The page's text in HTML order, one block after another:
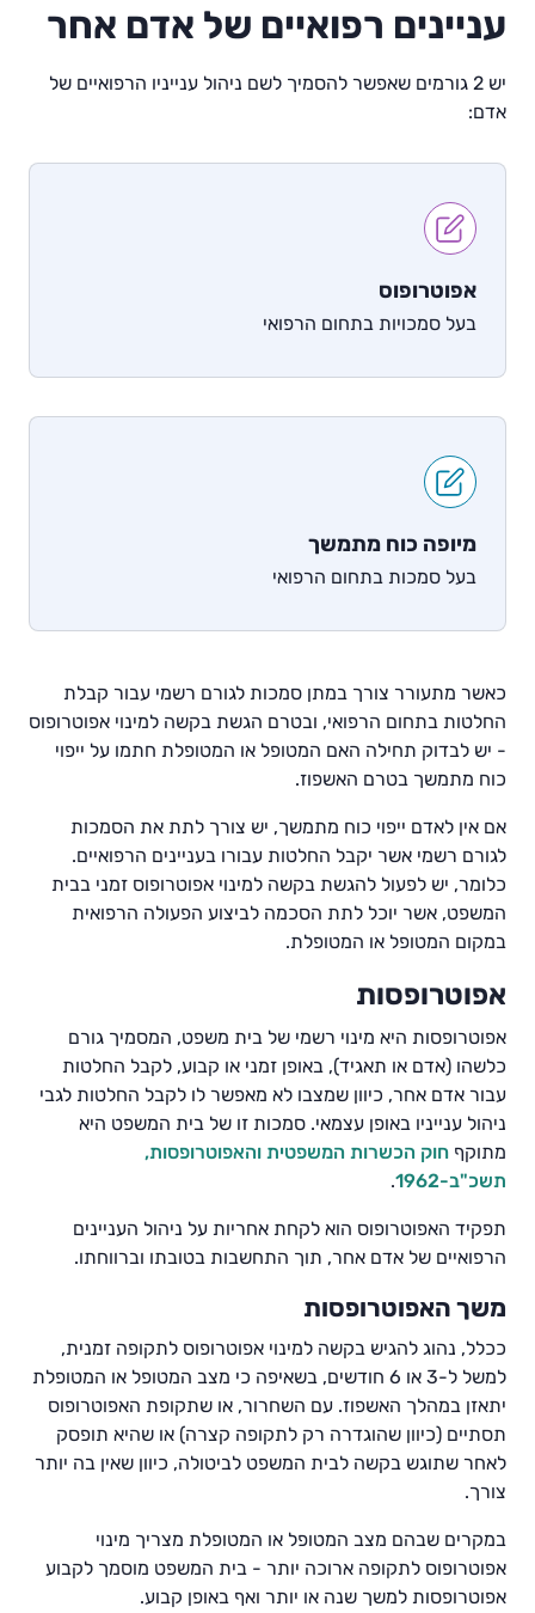
עניינים רפואיים של אדם אחר
יש 2 גורמים שאפשר להסמיך לשם ניהול ענייניו הרפואיים של
אדם:
אפוטרופוס
בעל סמכויות בתחום הרפואי
מיופה כוח מתמשך
בעל סמכות בתחום הרפואי
כאשר מתעורר צורך במתן סמכות לגורם רשמי עבור קבלת
החלטות בתחום הרפואי, ובטרם הגשת בקשה למינוי אפוטרופוס
- יש לבדוק תחילה האם המטופל או המטופלת חתמו על ייפוי
כוח מתמשך בטרם האשפוז.
אם אין לאדם ייפוי כוח מתמשך, יש צורך לתת את הסמכות
לגורם רשמי אשר יקבל החלטות עבורו בעניינים הרפואיים.
כלומר, יש לפעול להגשת בקשה למינוי אפוטרופוס זמני בבית
המשפט, אשר יוכל לתת הסכמה לביצוע הפעולה הרפואית
במקום המטופל או המטופלת.
אפוטרופסות
אפוטרופסות היא מינוי רשמי של בית משפט, המסמיך גורם
כלשהו (אדם או תאגיד), באופן זמני או קבוע, לקבל החלטות
עבור אדם אחר, כיוון שמצבו לא מאפשר לו לקבל החלטות לגבי
ניהול ענייניו באופן עצמאי. סמכות זו של בית המשפט היא
מתוקף חוק הכשרות המשפטית והאפוטרופסות,
תשכ"ב-1962
.
תפקיד האפוטרופוס הוא לקחת אחריות על ניהול העניינים
הרפואיים של אדם אחר, תוך התחשבות בטובתו וברווחתו.
משך האפוטרופסות
ככלל, נהוג להגיש בקשה למינוי אפוטרופוס לתקופה זמנית,
למשל ל-3 או 6 חודשים, בשאיפה כי מצב המטופל או המטופלת
יתאזן במהלך האשפוז. עם השחרור, או שתקופת האפוטרופוס
תסתיים (כיוון שהוגדרה רק לתקופה קצרה) או שהיא תופסק
לאחר שתוגש בקשה לבית המשפט לביטולה, כיוון שאין בה יותר
צורך.
במקרים שבהם מצב המטופל או המטופלת מצריך מינוי
אפוטרופוס לתקופה ארוכה יותר - בית המשפט מוסמך לקבוע
אפוטרופסות למשך שנה או יותר ואף באופן קבוע.